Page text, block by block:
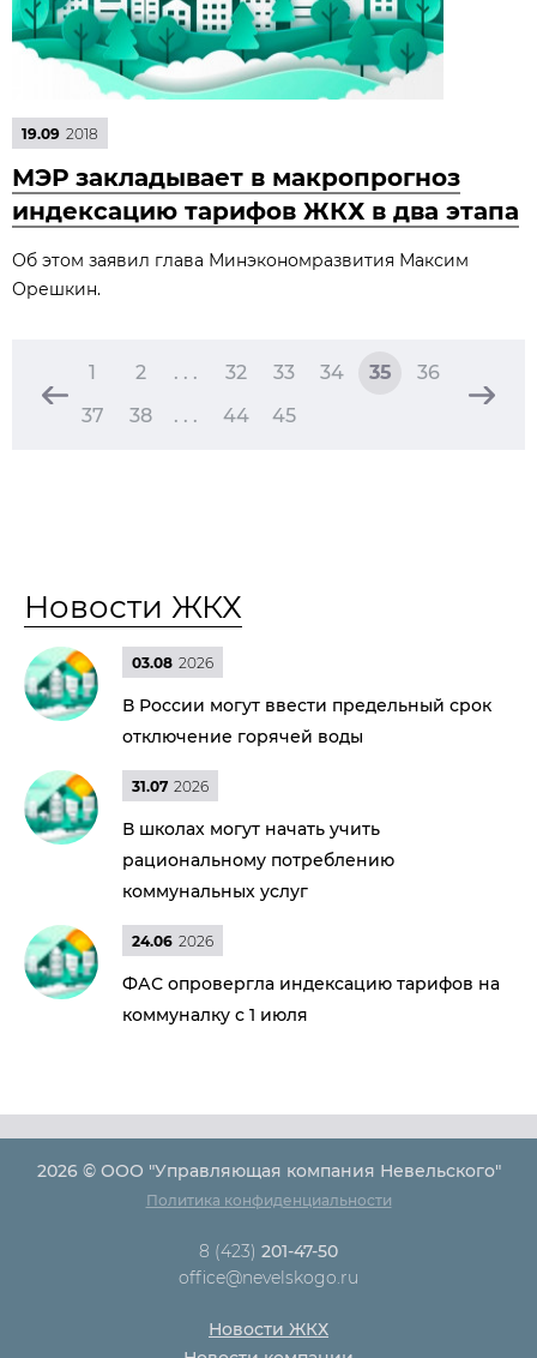
19.09 2018
МЭР закладывает в макропрогноз
индексацию тарифов ЖКХ в два этапа
Об этом заявил глава Минэкономразвития Максим
Орешкин.
1 2 . . . 32 33 34 35
36
37
38 . . . 44 45
Новости ЖКХ
03.08 2026
В России могут ввести предельный срок
отключение горячей воды
31.07 2026
В школах могут начать учить
рациональному потреблению
коммунальных услуг
24.06 2026
ФАС опровергла индексацию тарифов на
коммуналку с 1 июля
2026 © ООО "Управляющая компания Невельского"
Политика конфиденциальности
8 (423) 201-47-50
office@nevelskogo.ru
Новости ЖКХ